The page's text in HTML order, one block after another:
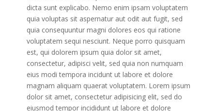
dicta sunt explicabo. Nemo enim ipsam voluptatem
quia voluptas sit aspernatur aut odit aut fugit, sed
quia consequuntur magni dolores eos qui ratione
voluptatem sequi nesciunt. Neque porro quisquam
est, qui dolorem ipsum quia dolor sit amet,
consectetur, adipisci velit, sed quia non numquam
eius modi tempora incidunt ut labore et dolore
magnam aliquam quaerat voluptatem. Lorem ipsum
dolor sit amet, consectetur adipisicing elit, sed do
eiusmod tempor incididunt ut labore et dolore